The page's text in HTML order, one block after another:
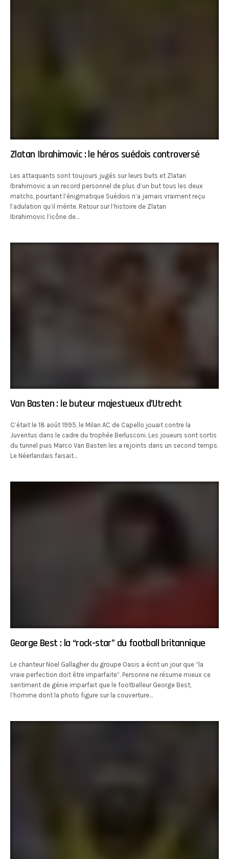
Zlatan Ibrahimovic : le héros suédois controversé
Les attaquants sont toujours jugés sur leurs buts et Zlatan
Ibrahimovic a un record personnel de plus d’un but tous les deux
matchs, pourtant l’énigmatique Suédois n’a jamais vraiment reçu
l’adulation qu’il mérite. Retour sur l’histoire de Zlatan
Ibrahimovic l’icône de…
Van Basten : le buteur majestueux d’Utrecht
C’était le 18 août 1995, le Milan AC de Capello jouait contre la
Juventus dans le cadre du trophée Berlusconi. Les joueurs sont sortis
du tunnel puis Marco Van Basten les a rejoints dans un second temps.
Le Néerlandais faisait…
George Best : la “rock-star” du football britannique
Le chanteur Noel Gallagher du groupe Oasis a écrit un jour que “la
vraie perfection doit être imparfaite”. Personne ne résume mieux ce
sentiment de génie imparfait que le footballeur George Best,
l’homme dont la photo figure sur la couverture…